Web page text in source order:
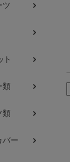
ツ
ト
類
類
バー